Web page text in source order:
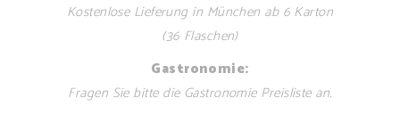
Kostenlose Lieferung in München ab 6 Karton
(36 Flaschen)
Gastronomie:
Fragen Sie bitte die Gastronomie Preisliste an.